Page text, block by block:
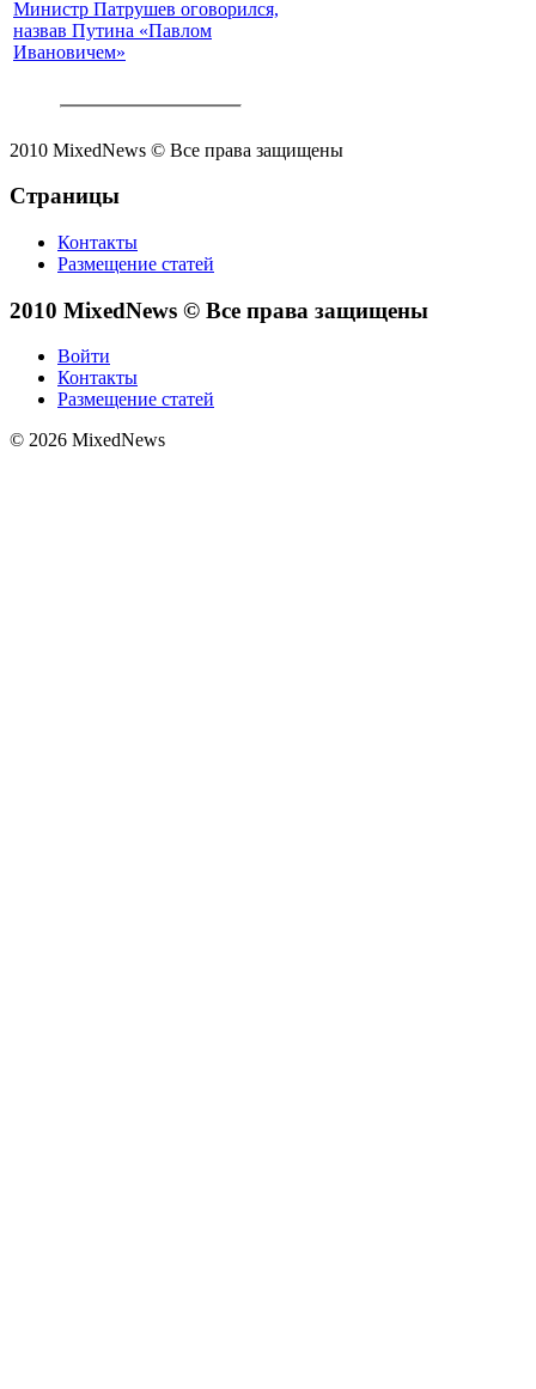
Министр Патрушев оговорился,
назвав Путина «Павлом
Ивановичем»
2010 MixedNews © Все права защищены
Страницы
Контакты
Размещение статей
2010 MixedNews © Все права защищены
Войти
Контакты
Размещение статей
© 2026 MixedNews